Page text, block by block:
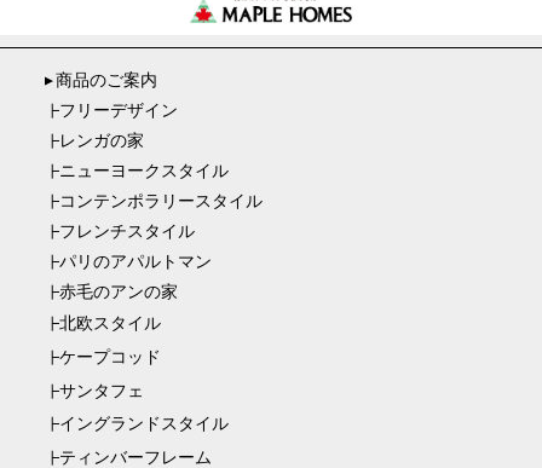
▼ 商品のご案内
┣フリーデザイン
┣レンガの家
┣ニューヨークスタイル
┣コンテンポラリースタイル
┣フレンチスタイル
┣パリのアパルトマン
┣赤毛のアンの家
┣北欧スタイル
┣ケープコッド
┣サンタフェ
┣イングランドスタイル
┣ティンバーフレーム